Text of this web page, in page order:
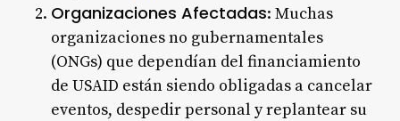
Organizaciones Afectadas: Muchas
organizaciones no gubernamentales
(ONGs) que dependían del financiamiento
de USAID están siendo obligadas a cancelar
eventos, despedir personal y replantear su